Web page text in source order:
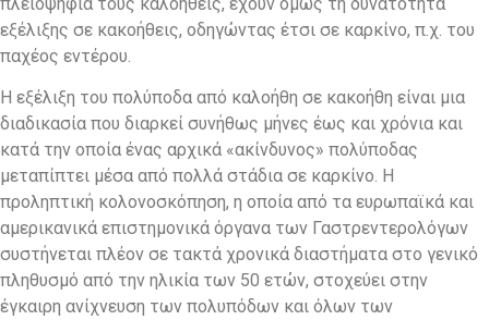
εξέλιξης σε κακοήθεις, οδηγώντας έτσι σε καρκίνο, π.χ. του
παχέος εντέρου.
H εξέλιξη του πολύποδα από καλοήθη σε κακοήθη είναι μια
διαδικασία που διαρκεί συνήθως μήνες έως και χρόνια και
κατά την οποία ένας αρχικά «ακίνδυνος» πολύποδας
μεταπίπτει μέσα από πολλά στάδια σε καρκίνο. Η
προληπτική κολονοσκόπηση, η οποία από τα ευρωπαϊκά και
αμερικανικά επιστημονικά όργανα των Γαστρεντερολόγων
συστήνεται πλέον σε τακτά χρονικά διαστήματα στο γενικό
πληθυσμό από την ηλικία των 50 ετών, στοχεύει στην
έγκαιρη ανίχνευση των πολυπόδων και όλων των